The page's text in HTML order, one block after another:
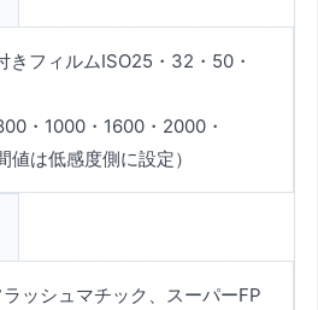
きフィルムISO25・32・50・
・1000・1600・2000・
は低感度側に設定）
ッシュマチック、スーパーFP